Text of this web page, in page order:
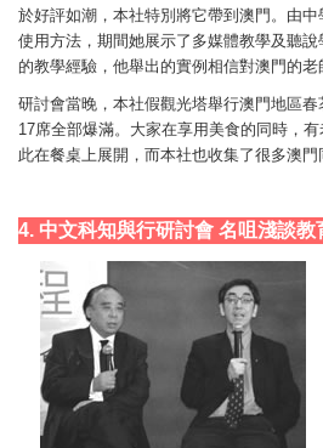
於好評如潮，本社特別將它帶到澳門。由
使用方法，期間她展示了多媒體教學及聽
的教學經驗，他舉出的實例相信對澳門的老
研討會當晚，本社假觀光塔舉行澳門地區
17席全部爆滿。大家在享用美食的同時，
此在餐桌上展開，而本社也收集了很多澳門
4. 中文科知與行研討會 名咀淺談教